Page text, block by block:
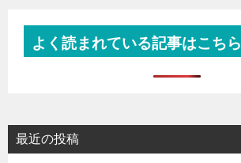
よく読まれている記事はこちら
最近の投稿